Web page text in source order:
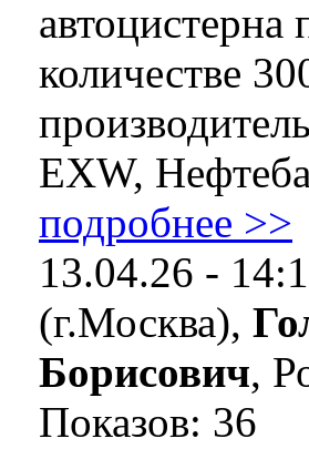
автоцистерна
количестве
EXW,
подробнее >>
13.04.26 -
(г.Москва),
Борисович,
Показов: 36